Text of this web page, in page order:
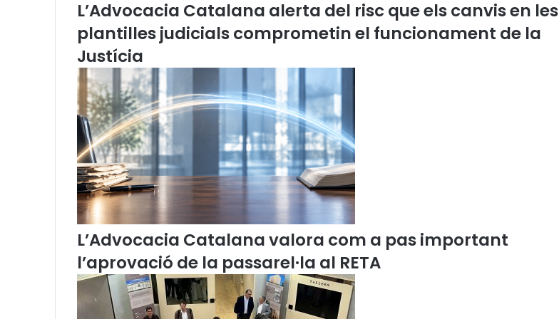
o
i
s
s
i
ó
d
e
L
l
e
n
g
(
m
a
a
a
a
n
i
i
a
a
r
o
n
a
L’Advocacia Catalana alerta del risc que els canvis en les
plantilles judicials comprometin el funcionament de la
Justícia
L’Advocacia Catalana valora com a pas important
l’aprovació de la passarel·la al RETA